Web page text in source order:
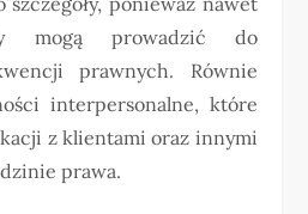
mogą prowadzić do
prawnych. Równie
interpersonalne, które
z klientami oraz innymi
prawa.